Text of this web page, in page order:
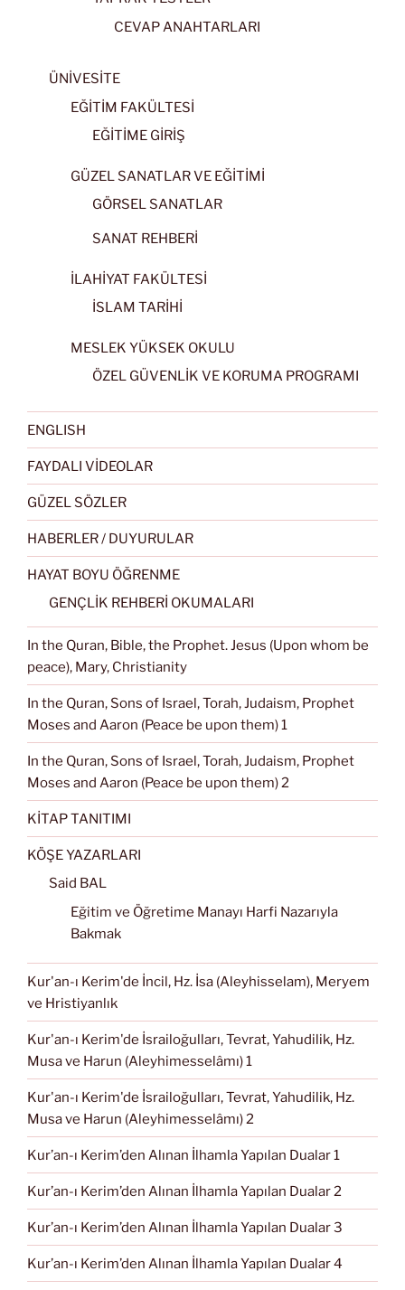
CEVAP ANAHTARLARI
ÜNİVESİTE
EĞİTİM FAKÜLTESİ
EĞİTİME GİRİŞ
GÜZEL SANATLAR VE EĞİTİMİ
GÖRSEL SANATLAR
SANAT REHBERİ
İLAHİYAT FAKÜLTESİ
İSLAM TARİHİ
MESLEK YÜKSEK OKULU
ÖZEL GÜVENLİK VE KORUMA PROGRAMI
ENGLISH
FAYDALI VİDEOLAR
GÜZEL SÖZLER
HABERLER / DUYURULAR
HAYAT BOYU ÖĞRENME
GENÇLİK REHBERİ OKUMALARI
In the Quran, Bible, the Prophet. Jesus (Upon whom be
peace), Mary, Christianity
In the Quran, Sons of Israel, Torah, Judaism, Prophet
Moses and Aaron (Peace be upon them) 1
In the Quran, Sons of Israel, Torah, Judaism, Prophet
Moses and Aaron (Peace be upon them) 2
KİTAP TANITIMI
KÖŞE YAZARLARI
Said BAL
Eğitim ve Öğretime Manayı Harfi Nazarıyla
Bakmak
Kur'an-ı Kerim'de İncil, Hz. İsa (Aleyhisselam), Meryem
ve Hristiyanlık
Kur'an-ı Kerim'de İsrailoğulları, Tevrat, Yahudilik, Hz.
Musa ve Harun (Aleyhimesselâmı) 1
Kur'an-ı Kerim'de İsrailoğulları, Tevrat, Yahudilik, Hz.
Musa ve Harun (Aleyhimesselâmı) 2
Kur’an-ı Kerim’den Alınan İlhamla Yapılan Dualar 1
Kur’an-ı Kerim’den Alınan İlhamla Yapılan Dualar 2
Kur’an-ı Kerim’den Alınan İlhamla Yapılan Dualar 3
Kur’an-ı Kerim’den Alınan İlhamla Yapılan Dualar 4